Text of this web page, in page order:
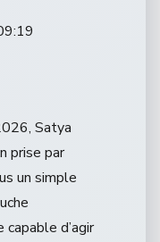
Satya
prise par
un simple
d’agir